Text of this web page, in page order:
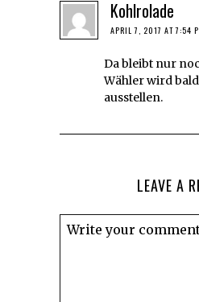
Kohlrolade
APRIL 7, 2017 AT 7:54
Da bleibt nur
Wähler wird
ausstellen.
LEAVE A